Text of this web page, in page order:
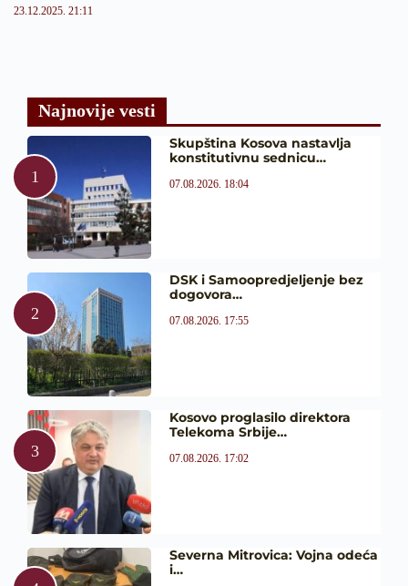
23.12.2025. 21:11
Najnovije vesti
Skupština Kosova nastavlja
konstitutivnu sednicu…
07.08.2026. 18:04
DSK i Samoopredjeljenje bez
dogovora…
07.08.2026. 17:55
Kosovo proglasilo direktora
Telekoma Srbije…
07.08.2026. 17:02
Severna Mitrovica: Vojna odeća
i…